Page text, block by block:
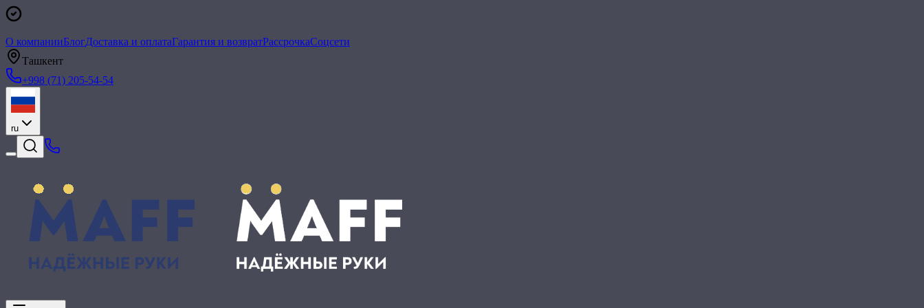
О компанииБлогДоставка и оплатаГарантия и возвратРассрочкаСоцсети
Ташкент
+998 (71) 205-54-54
ru